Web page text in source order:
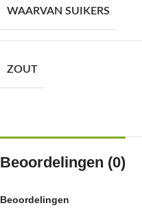
WAARVAN SUIKERS
ZOUT
Beoordelingen (0)
Beoordelingen